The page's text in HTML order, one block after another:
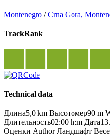
Montenegro /Crna Gora,
TrackRank
Technical data
Длина5,0 km Высотомер90 m
Длительность02:00 h:m Дата
Оценки Author Ландшафт